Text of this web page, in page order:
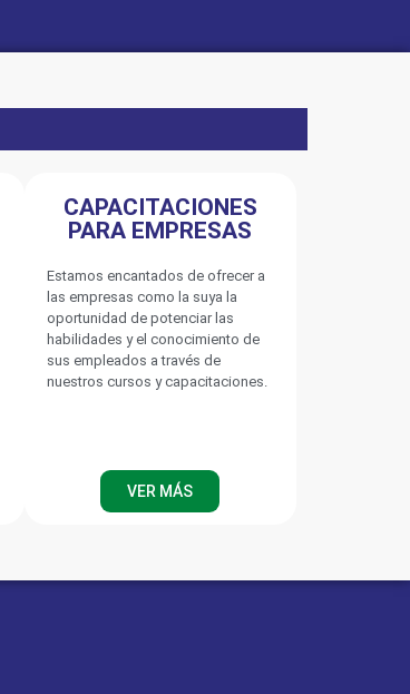
CAPACITACIONES
PARA EMPRESAS
Estamos encantados de ofrecer a
las empresas como la suya la
oportunidad de potenciar las
habilidades y el conocimiento de
sus empleados a través de
nuestros cursos y capacitaciones.
VER MÁS